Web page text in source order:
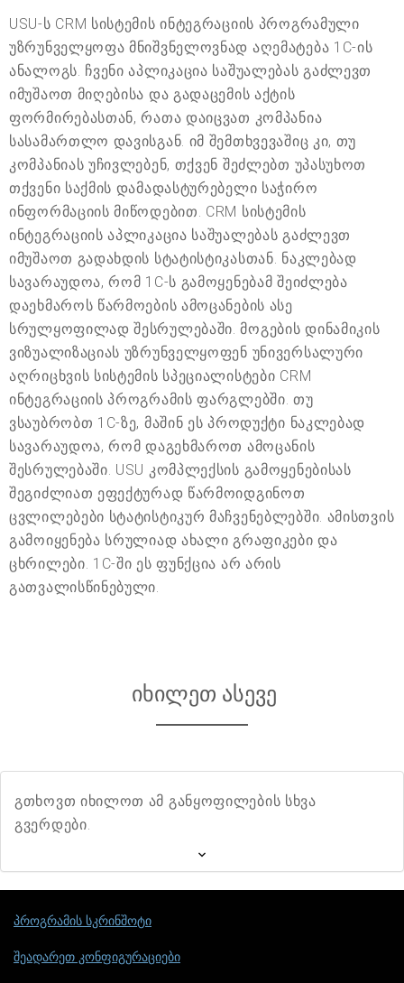
USU-ს CRM სისტემის ინტეგრაციის პროგრამული
უზრუნველყოფა მნიშვნელოვნად აღემატება 1C-ის
ანალოგს. ჩვენი აპლიკაცია საშუალებას გაძლევთ
იმუშაოთ მიღებისა და გადაცემის აქტის
ფორმირებასთან, რათა დაიცვათ კომპანია
სასამართლო დავისგან. იმ შემთხვევაშიც კი, თუ
კომპანიას უჩივლებენ, თქვენ შეძლებთ უპასუხოთ
თქვენი საქმის დამადასტურებელი საჭირო
ინფორმაციის მიწოდებით. CRM სისტემის
ინტეგრაციის აპლიკაცია საშუალებას გაძლევთ
იმუშაოთ გადახდის სტატისტიკასთან. ნაკლებად
სავარაუდოა, რომ 1C-ს გამოყენებამ შეიძლება
დაეხმაროს წარმოების ამოცანების ასე
სრულყოფილად შესრულებაში. მოგების დინამიკის
ვიზუალიზაციას უზრუნველყოფენ უნივერსალური
აღრიცხვის სისტემის სპეციალისტები CRM
ინტეგრაციის პროგრამის ფარგლებში. თუ
ვსაუბრობთ 1C-ზე, მაშინ ეს პროდუქტი ნაკლებად
სავარაუდოა, რომ დაგეხმაროთ ამოცანის
შესრულებაში. USU კომპლექსის გამოყენებისას
შეგიძლიათ ეფექტურად წარმოიდგინოთ
ცვლილებები სტატისტიკურ მაჩვენებლებში. ამისთვის
გამოიყენება სრულიად ახალი გრაფიკები და
ცხრილები. 1C-ში ეს ფუნქცია არ არის
გათვალისწინებული.
იხილეთ ასევე
გთხოვთ იხილოთ ამ განყოფილების სხვა
გვერდები.
პროგრამის სკრინშოტი
შეადარეთ კონფიგურაციები